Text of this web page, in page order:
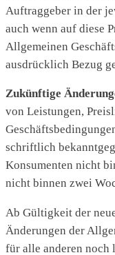
Auftraggeber in der
auch wenn auf diese
Allgemeinen
ausdrücklich Bezug
Zukünftige
von Leistungen,
schriftlich
Konsumenten nicht
nicht binnen zwei
Ab Gültigkeit der
Änderungen der
für alle anderen noch